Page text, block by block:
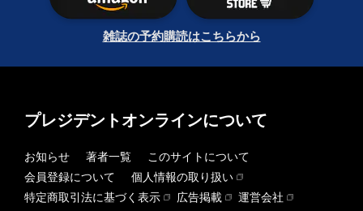
雑誌の予約購読はこちらから
プレジデントオンラインについて
お知らせ 著者一覧
このサイトについて
会員登録について
個人情報の取り扱い
特定商取引法に基づく表示
広告掲載
運営会社